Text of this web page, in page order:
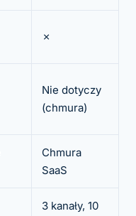
✗
Nie dotyczy
(chmura)
Chmura
SaaS
3 kanały, 10